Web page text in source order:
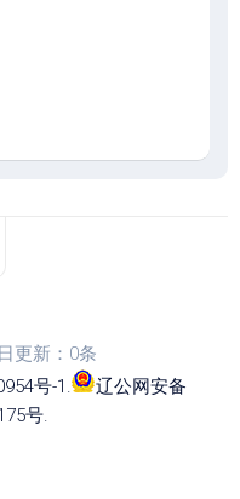
更新：0条
号-1 .
辽公网安备
号.